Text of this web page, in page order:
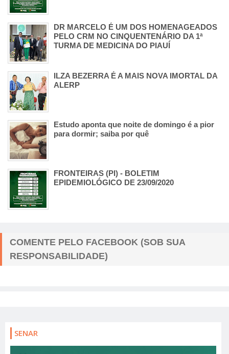
DR MARCELO É UM DOS HOMENAGEADOS
PELO CRM NO CINQUENTENÁRIO DA 1ª
TURMA DE MEDICINA DO PIAUÍ
ILZA BEZERRA É A MAIS NOVA IMORTAL DA
ALERP
Estudo aponta que noite de domingo é a pior
para dormir; saiba por quê
FRONTEIRAS (PI) - BOLETIM
EPIDEMIOLÓGICO DE 23/09/2020
COMENTE PELO FACEBOOK (SOB SUA
RESPONSABILIDADE)
SENAR